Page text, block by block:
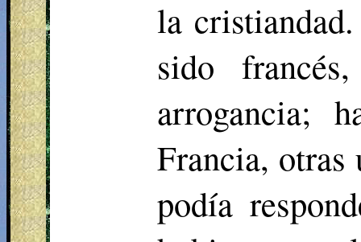
la
sido
arrogancia;
Francia, otras
podía